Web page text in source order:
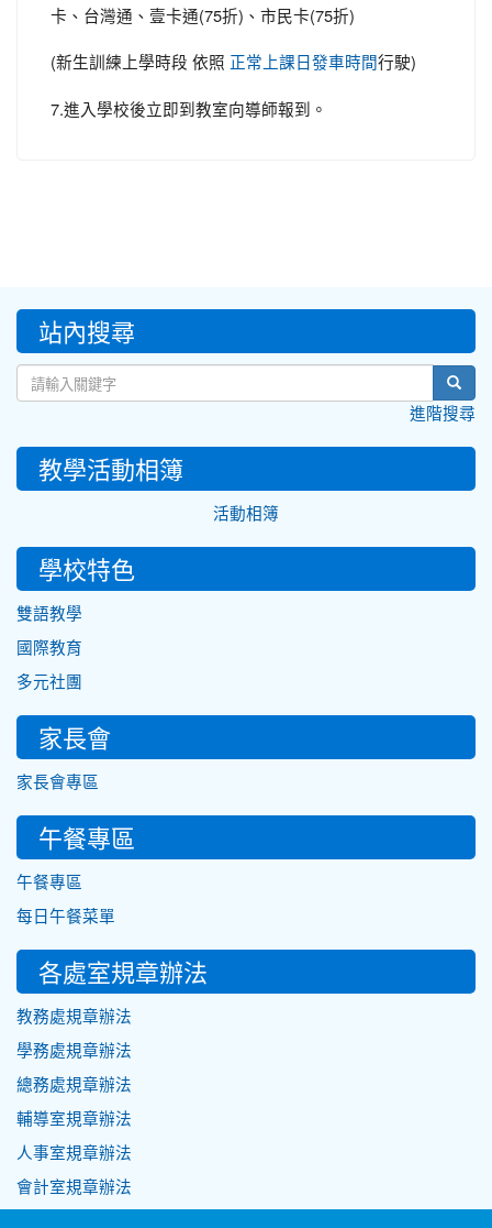
卡、台灣通、壹卡通(75折)、市民卡(75折)
(新生訓練上學時段 依照 正常上課日發車時間行駛)
7.進入學校後立即到教室向導師報到。
::: 站內搜尋
進階搜尋
教學活動相簿
活動相簿
學校特色
雙語教學
國際教育
多元社團
家長會
家長會專區
午餐專區
午餐專區
每日午餐菜單
各處室規章辦法
教務處規章辦法
學務處規章辦法
總務處規章辦法
輔導室規章辦法
人事室規章辦法
會計室規章辦法